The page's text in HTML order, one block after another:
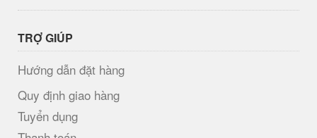
TRỢ GIÚP
Hướng dẫn đặt hàng
Quy định giao hàng
Tuyển dụng